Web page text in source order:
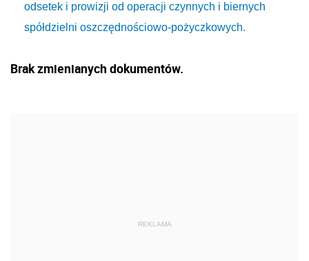
odsetek i prowizji od operacji czynnych i biernych
spółdzielni oszczędnościowo-pożyczkowych.
Brak zmienianych dokumentów.